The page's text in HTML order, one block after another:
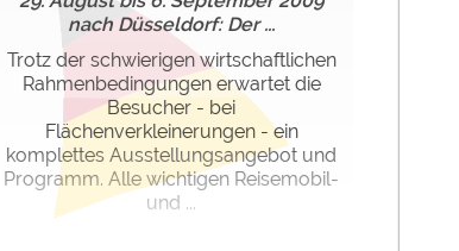
nach Düsseldorf: Der ...
Trotz der schwierigen wirtschaftlichen
Rahmenbedingungen erwartet die
Besucher - bei
Flächenverkleinerungen - ein
komplettes Ausstellungsangebot und
Programm. Alle wichtigen Reisemobil-
und ...